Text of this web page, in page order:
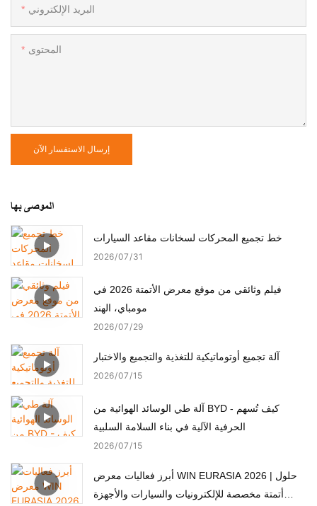
البريد الإلكتروني
المحتوى
إرسال الاستفسار الآن
الموصى بها
خط تجميع المحركات لسخانات مقاعد السيارات
2026 07 31
فيلم وثائقي من موقع معرض الأتمتة 2026 في
مومباي، الهند
2026 07 29
آلة تجميع أوتوماتيكية للتغذية والتجميع والاختبار
2026 07 15
آلة طي الوسائد الهوائية من BYD - كيف تُسهم
الحرفية الآلية في بناء السلامة السلبية
2026 07 15
أبرز فعاليات معرض WIN EURASIA 2026 | حلول
أتمتة مخصصة للإلكترونيات والسيارات والأجهزة